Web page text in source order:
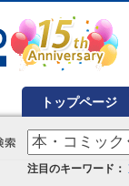
トップページ
注目のキーワード：